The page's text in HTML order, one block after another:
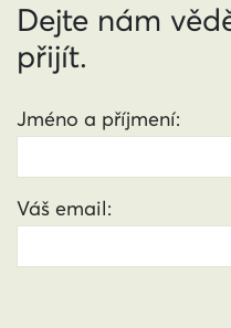
Dejte nám
přijít.
Jméno a příjmení:
Váš email: